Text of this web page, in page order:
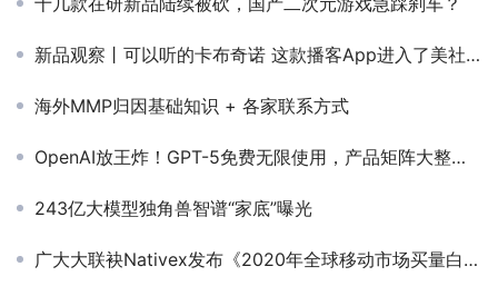
新品观察丨可以听的卡布奇诺 这款播客App进入了美社交榜前十
海外MMP归因基础知识 + 各家联系方式
OpenAI放王炸！GPT-5免费无限使用，产品矩阵大整合！
243亿大模型独角兽智谱“家底”曝光
广大大联袂Nativex发布《2020年全球移动市场买量白皮书》